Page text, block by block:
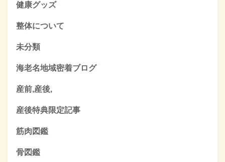
健康グッズ
整体について
未分類
海老名地域密着ブログ
産前,産後,
産後特典限定記事
筋肉図鑑
骨図鑑